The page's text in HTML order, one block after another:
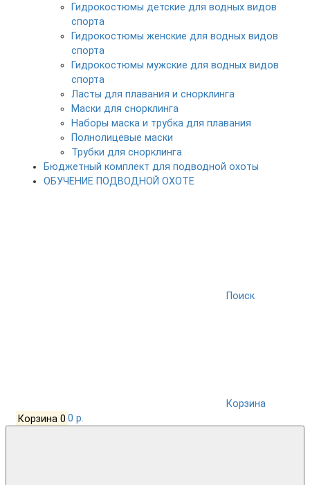
Гидрокостюмы детские для водных видов
спорта
Гидрокостюмы женские для водных видов
спорта
Гидрокостюмы мужские для водных видов
спорта
Ласты для плавания и снорклинга
Маски для снорклинга
Наборы маска и трубка для плавания
Полнолицевые маски
Трубки для снорклинга
Бюджетный комплект для подводной охоты
ОБУЧЕНИЕ ПОДВОДНОЙ ОХОТЕ
Поиск
Корзина
Корзина 0 0 р.